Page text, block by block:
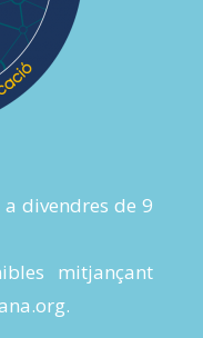
divendres de 9
mitjançant
.